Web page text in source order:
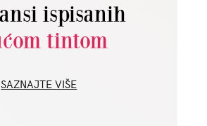
ispisanih
tintom
SAZNAJTE VIŠE